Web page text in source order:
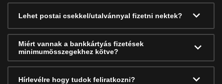
Lehet postai csekkel/utalvánnyal fizetni nektek?
Miért vannak a bankkártyás fizetések
minimumösszegekhez kötve?
Hírlevélre hogy tudok feliratkozni?